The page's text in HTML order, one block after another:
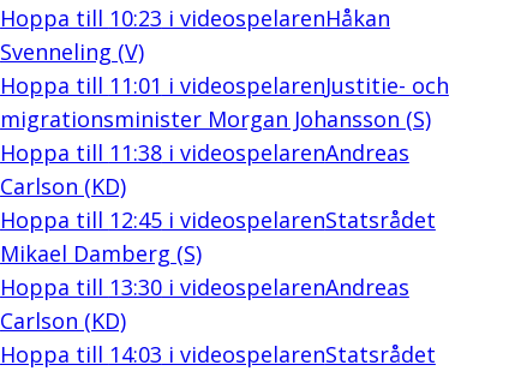
Hoppa till 10:23 i videospelarenHåkan
Svenneling (V)
Hoppa till 11:01 i videospelarenJustitie- och
migrationsminister Morgan Johansson (S)
Hoppa till 11:38i videospelarenAndreas
Carlson (KD)
Hoppa till 12:45i videospelarenStatsrådet
Mikael Damberg (S)
Hoppa till 13:30i videospelarenAndreas
Carlson (KD)
Hoppa till 14:03 i videospelarenStatsrådet